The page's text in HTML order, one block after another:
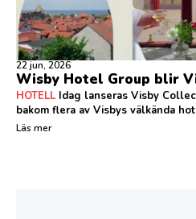
22 jun, 2026
Wisby Hotel Group blir
HOTELL Idag lanseras Visby
bakom flera av Visbys välkända
Läs mer